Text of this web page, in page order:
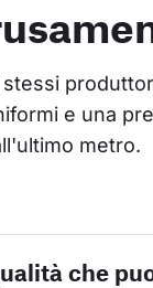
e una
metro.
che